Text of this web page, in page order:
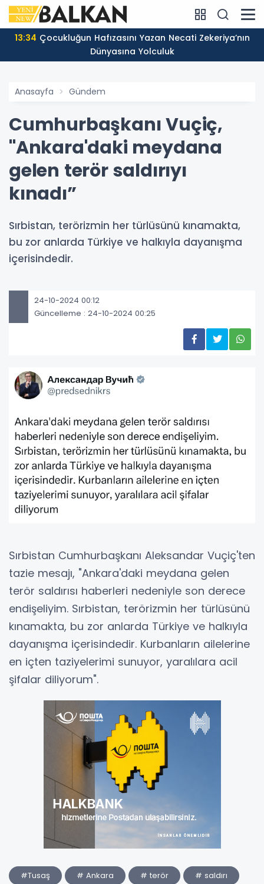
13:34
Dünyasına Yolculuk
Anasayfa Gündem
Cumhurbaşkanı Vuçiç,
"Ankara'daki meydana
gelen terör saldırıyı
kınadı”
Sırbistan, terörizmin her türlüsünü kınamakta,
bu zor anlarda Türkiye ve halkıyla dayanışma
içerisindedir.
24-10-2024 00:12
Güncelleme : 24-10-2024 00:25
Sırbistan Cumhurbaşkanı Aleksandar Vuçiç'ten
tazie mesajı, "Ankara'daki meydana gelen
terör saldırısı haberleri nedeniyle son derece
endişeliyim. Sırbistan, terörizmin her türlüsünü
kınamakta, bu zor anlarda Türkiye ve halkıyla
dayanışma içerisindedir. Kurbanların ailelerine
en içten taziyelerimi sunuyor, yaralılara acil
şifalar diliyorum".
#Tusaş # Ankara # terör # saldırı